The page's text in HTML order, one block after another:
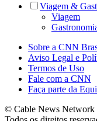
Viagem &
Viagem
Sobre a CNN
Aviso Legal e
Termos de Uso
Fale com a CNN
Faça parte da
© Cable News